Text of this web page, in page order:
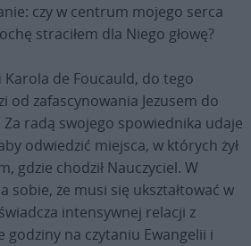
czy w centrum mojego serca
straciłem dla Niego głowę?
Karola de Foucauld, do tego
od zafascynowania Jezusem do
Za radą swojego spowiednika udaje
odwiedzić miejsca, w których żył
gdzie chodził Nauczyciel. W
sobie, że musi się ukształtować w
intensywnej relacji z
godziny na czytaniu Ewangelii i